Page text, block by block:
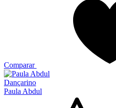
Comparar
Dançarino
Paula Abdul